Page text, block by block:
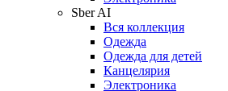
Sber AI
Вся коллекция
Одежда
Одежда для детей
Канцелярия
Электроника